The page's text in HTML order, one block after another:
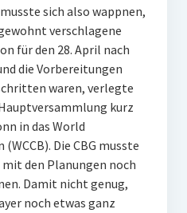
sich also wappnen,
verschlagene
für den 28. April nach
die Vorbereitungen
waren, verlegte
kurz
in das World
Die CBG musste
den Planungen noch
Damit nicht genug,
noch etwas ganz